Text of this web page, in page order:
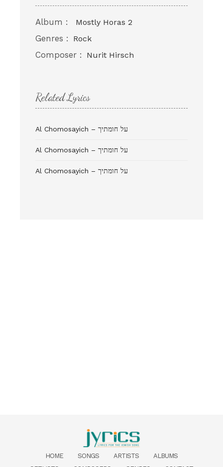
Album : Mostly Horas 2
Genres : Rock
Composer : Nurit Hirsch
Related Lyrics
Al Chomosayich – על חומתיך
Al Chomosayich – על חומתיך
Al Chomosayich – על חומתיך
HOME SONGS ARTISTS
ALBUMS